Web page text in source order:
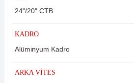
24"/20" CTB
KADRO
Alüminyum Kadro
ARKA VİTES